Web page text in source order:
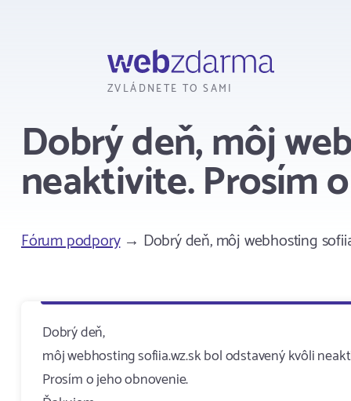
ZVLÁDNETE TO SAMI
Dobrý deň, môj
neaktivite. Prosím
Fórum podpory→ Dobrý deň, môj webhosting
Dobrý deň,
môj webhosting sofiia.wz.sk bol odstavený kvôli
Prosím o jeho obnovenie.